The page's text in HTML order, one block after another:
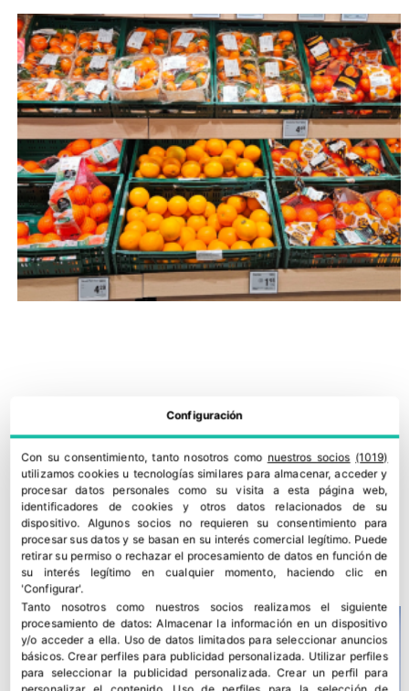
IGP Cítricos Valencianos amplía un 33% el número de
auditorías
30 julio, 2026
Configuración
Con su consentimiento, tanto nosotros como nuestros socios (1019)
utilizamos cookies u tecnologías similares para almacenar, acceder y
procesar datos personales como su visita a esta página web,
identificadores de cookies y otros datos relacionados de su
dispositivo. Algunos socios no requieren su consentimiento para
procesar sus datos y se basan en su interés comercial legítimo. Puede
retirar su permiso o rechazar el procesamiento de datos en función de
su interés legítimo en cualquier momento, haciendo clic en
'Configurar'.
Tanto nosotros como nuestros socios realizamos el siguiente
procesamiento de datos:Almacenar la información en un dispositivo
y/o acceder a ella. Uso de datos limitados para seleccionar anuncios
básicos.Crear perfiles para publicidad personalizada. Utilizar perfiles
para seleccionar la publicidad personalizada.Crear un perfil para